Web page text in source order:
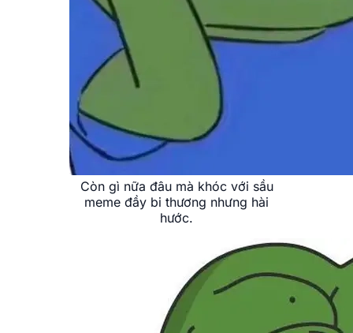
Còn gì nữa đâu mà khóc với sầu
meme đầy bi thương nhưng hài
hước.